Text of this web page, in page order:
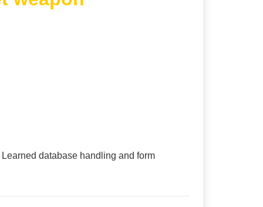
database handling and form